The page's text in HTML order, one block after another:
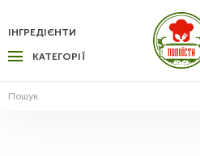
КАТЕГОРІЇ
ІНГРЕДІЄНТИ